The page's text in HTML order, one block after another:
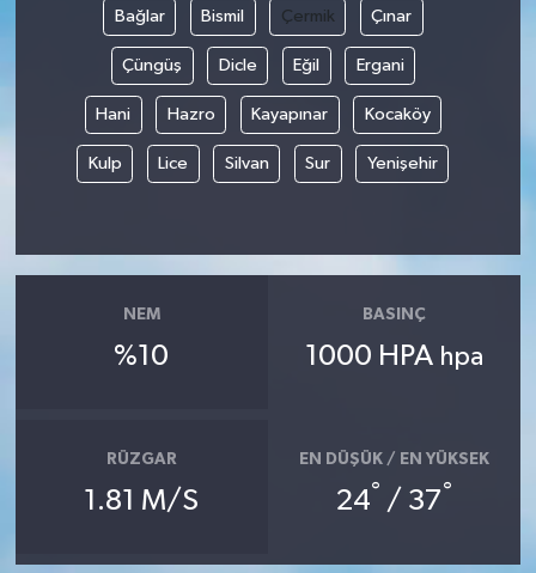
Bağlar Bismil Çermik Çınar
Çüngüş Dicle Eğil Ergani
Hani Hazro Kayapınar Kocaköy
Kulp Lice Silvan Sur Yenişehir
NEM
%10
BASINÇ
1000 HPA hpa
RÜZGAR
1.81 M/S
EN DÜŞÜK / EN YÜKSEK
24° / 37°